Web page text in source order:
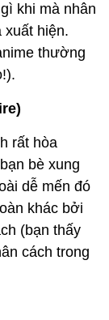
khi mà nhân
xuất hiện.
thường
rất hòa
bè xung
dễ mến đó
khác bởi
(bạn thấy
cách trong